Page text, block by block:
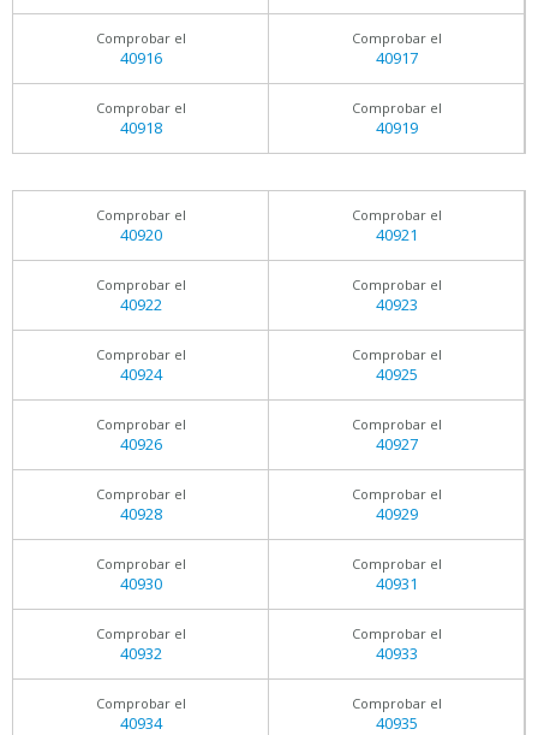
Comprobar el
40916
Comprobar el
40917
Comprobar el
40918
Comprobar el
40919
Comprobar el
40920
Comprobar el
40921
Comprobar el
40922
Comprobar el
40923
Comprobar el
40924
Comprobar el
40925
Comprobar el
40926
Comprobar el
40927
Comprobar el
40928
Comprobar el
40929
Comprobar el
40930
Comprobar el
40931
Comprobar el
40932
Comprobar el
40933
Comprobar el
40934
Comprobar el
40935